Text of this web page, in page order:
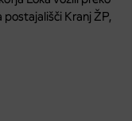
Kranj ŽP,